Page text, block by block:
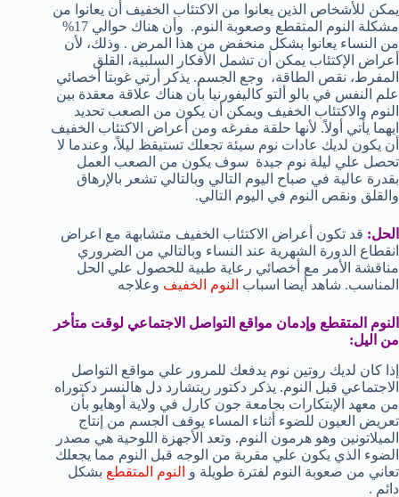
يمكن للأشخاص الذين يعانوا من الاكتئاب الخفيف أن يعانوا من
مشكلة النوم المتقطع وصعوبة النوم. وأن هناك حوالي 17%
من النساء يعانوا بشكل منخفض من هذا المرض . وذلك، لأن
أعراض الإكتئاب يمكن أن تشمل الأفكار السلبية، القلق
المفرط، نقص الطاقة، وجع الجسم. يذكر أرتي غوبتا أخصائي
علم النفس في بالو ألتو كاليفورنيا بأن هناك علاقة معقدة بين
النوم والاكتئاب الخفيف ويمكن أن يكون من الصعب تحديد
ايهما يأتي أولاً. لأنها حلقة مفرغه ومن أعراض الاكتئاب الخفيف
أن يكون لديك عادات نوم سيئة تجعلك تستيقظ ليلاً، وعندما لا
تحصل علي ليلة نوم جيدة سوف يكون من الصعب العمل
بقدرة عالية في صباح اليوم التالي وبالتالي تشعر بالإرهاق
والقلق ونقص النوم في اليوم التالي.
الحل: قد تكون أعراض الاكتئاب الخفيف متشابهة مع اعراض
انقطاع الدورة الشهرية عند النساء وبالتالي من الضروري
مناقشة الأمر مع أخصائي رعاية طبية للحصول علي الحل
المناسب. شاهد أيضا اسباب النوم الخفيف وعلاجه
النوم المتقطع وإدمان مواقع التواصل الاجتماعي لوقت متأخر
من اليل:
إذا كان لديك روتين نوم يدفعك للمرور علي مواقع التواصل
الاجتماعي قبل النوم. يذكر دكتور ريتشارد دل هالنسر دكتوراه
من معهد الإبتكارات بجامعة جون كارل في ولاية أوهايو بأن
تعريض العيون للضوء أثناء المساء يوقف الجسم من إنتاج
الميلاتونين وهو هرمون النوم. وتعد الأجهزة اللوحية هي مصدر
الضوء الذي يكون علي مقربة من الوجه قبل النوم مما يجعلك
تعاني من صعوبة النوم لفترة طويلة و النوم المتقطع بشكل
دائم .